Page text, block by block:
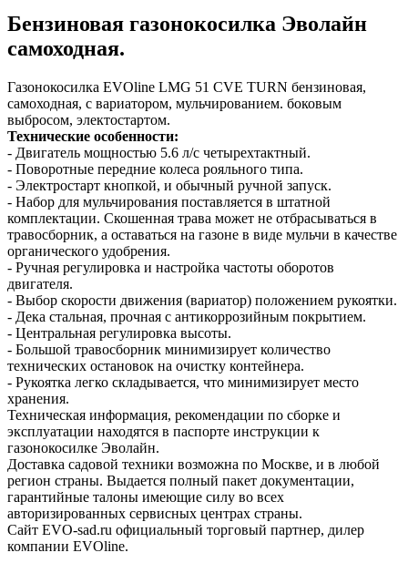
Бензиновая газонокосилка Эволайн
самоходная.
Газонокосилка EVOline LMG 51 CVE TURN бензиновая,
самоходная, с вариатором, мульчированием. боковым
выбросом, электостартом.
Технические особенности:
- Двигатель мощностью 5.6 л/с четырехтактный.
- Поворотные передние колеса рояльного типа.
- Электростарт кнопкой, и обычный ручной запуск.
- Набор для мульчирования поставляется в штатной
комплектации. Скошенная трава может не отбрасываться в
травосборник, а оставаться на газоне в виде мульчи в качестве
органического удобрения.
- Ручная регулировка и настройка частоты оборотов
двигателя.
- Выбор скорости движения (вариатор) положением рукоятки.
- Дека стальная, прочная с антикоррозийным покрытием.
- Центральная регулировка высоты.
- Большой травосборник минимизирует количество
технических остановок на очистку контейнера.
- Рукоятка легко складывается, что минимизирует место
хранения.
Техническая информация, рекомендации по сборке и
эксплуатации находятся в паспорте инструкции к
газонокосилке Эволайн.
Доставка садовой техники возможна по Москве, и в любой
регион страны. Выдается полный пакет документации,
гарантийные талоны имеющие силу во всех
авторизированных сервисных центрах страны.
Сайт EVO-sad.ru официальный торговый партнер, дилер
компании EVOline.